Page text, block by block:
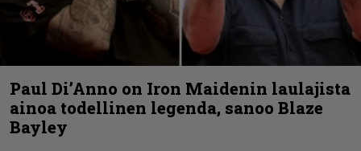
Paul Di’Anno on Iron Maidenin laulajista
ainoa todellinen legenda, sanoo Blaze
Bayley